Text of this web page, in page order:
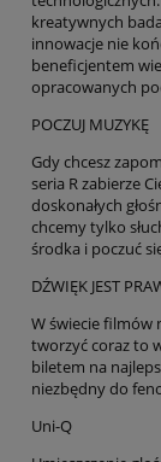
kreatywnych
innowacje nie
beneficjentem
opracowanych
POCZUJ MUZYKĘ
Gdy chcesz
seria R zabierze
doskonałych
chcemy tylko
środka i poczuć
DŹWIĘK JEST
W świecie filmów
tworzyć coraz to
biletem na
niezbędny do
Uni-Q